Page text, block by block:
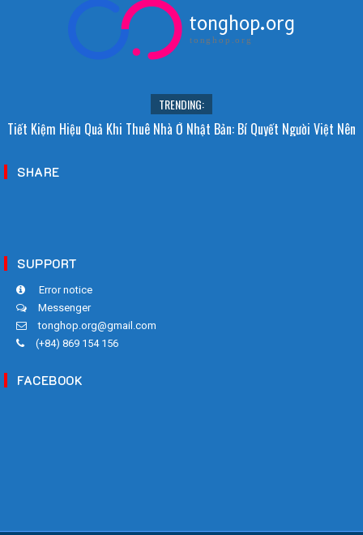
tonghop.org
tonghop.org
TRENDING:
Tiết Kiệm Hiệu Quả Khi Thuê Nhà Ở Nhật Bản: Bí Quyết Người Việt Nên
SHARE
SUPPORT
Error notice
Messenger
tonghop.org@gmail.com
(+84) 869 154 156
FACEBOOK